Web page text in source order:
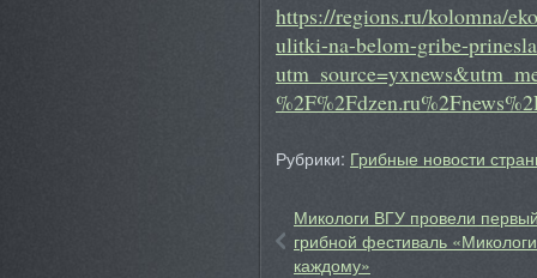
https://regions.ru/kolomna/
ulitki-na-belom-gribe-
Рубрики: Грибные новости
Микологи ВГУ провели
грибной фестиваль
каждому»